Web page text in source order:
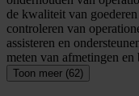
de kwaliteit van
controleren van
assisteren en
meten van afmetingen
Toon meer (62)